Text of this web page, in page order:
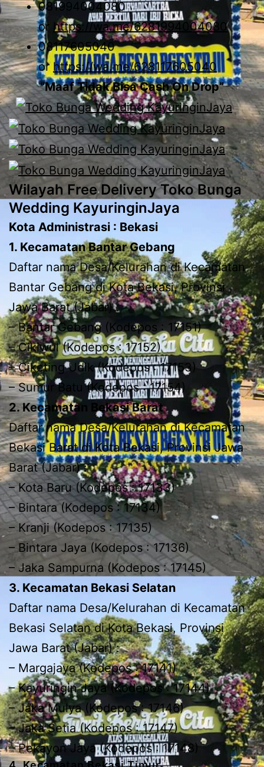
081994004080
or https://wa.me/6281994004080
08117605040
orhttps://wa.me/628117605040
“Maaf Tidak Bisa Cash On Drop”
Wilayah Free Delivery Toko Bunga
Wedding KayuringinJaya
Kota Administrasi : Bekasi
1. Kecamatan Bantar Gebang
Daftar nama Desa/Kelurahan di Kecamatan
Bantar Gebang di Kota Bekasi, Provinsi
Jawa Barat (Jabar) :
– Bantar Gebang (Kodepos : 17151)
– Cikiwul (Kodepos : 17152)
– Ciketing Udik (Kodepos : 17153)
– Sumur Batu (Kodepos : 17154)
2. Kecamatan Bekasi Barat
Daftar nama Desa/Kelurahan di Kecamatan
Bekasi Barat di Kota Bekasi, Provinsi Jawa
Barat (Jabar) :
– Kota Baru (Kodepos : 17133)
– Bintara (Kodepos : 17134)
– Kranji (Kodepos : 17135)
– Bintara Jaya (Kodepos : 17136)
– Jaka Sampurna (Kodepos : 17145)
3. Kecamatan Bekasi Selatan
Daftar nama Desa/Kelurahan di Kecamatan
Bekasi Selatan di Kota Bekasi, Provinsi
Jawa Barat (Jabar) :
– Margajaya (Kodepos : 17141)
– Kayuringin Jaya (Kodepos : 17144)
– Jaka Mulya (Kodepos : 17146)
– Jaka Setia (Kodepos : 17147)
– Pekayon Jaya (Kodepos : 17148)